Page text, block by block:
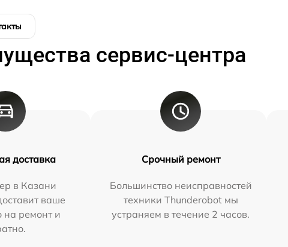
сервис-центра
доставка
в Казани
ваше
на ремонт и
Срочный ремонт
Большинство неисправностей
техники Thunderobot мы
устраняем в течение 2 часов.